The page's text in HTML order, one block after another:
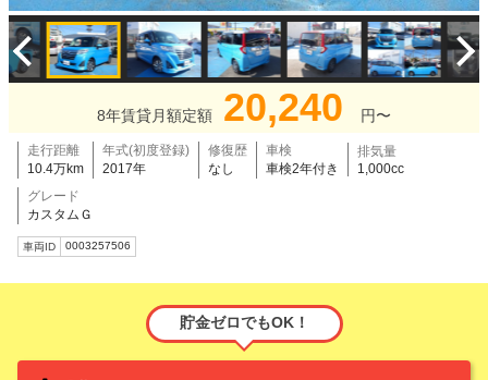
8年賃貸月額定額 20,240 円〜
走行距離
10.4万km
年式(初度登録)
2017年
修復歴
なし
車検
車検2年付き
排気量
1,000cc
グレード
カスタムＧ
車両ID 0003257506
貯金ゼロでもOK！